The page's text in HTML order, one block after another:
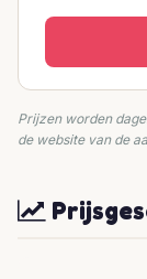
Prijzen worden
de website van de